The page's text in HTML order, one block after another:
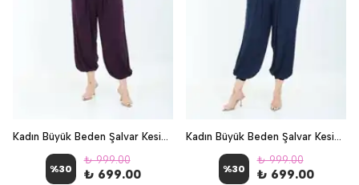
Kadın Büyük Beden Şalvar Kesim Pantolon - Mürdüm
%30
₺ 999.00
₺ 699.00
Kadın Büyük Beden Şalvar Kesim Pantolon - Lacivert
%30
₺ 999.00
₺ 699.00